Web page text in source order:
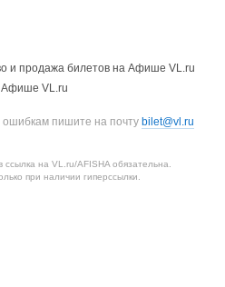
и продажа билетов на Афише VL.ru
Афише VL.ru
пишите на почту bilet@vl.ru
на VL.ru/AFISHA обязательна.
при наличии гиперссылки.